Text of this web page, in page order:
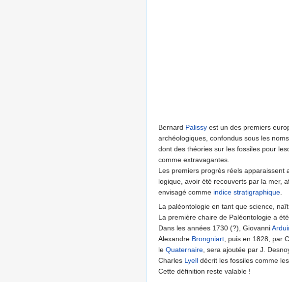
Bernard Palissy est un des premiers
archéologiques, confondus sous les
dont des théories sur les fossiles pour
comme extravagantes.
Les premiers progrès réels apparaissent
logique, avoir été recouverts par la mer,
envisagé comme indice stratigraphique
La paléontologie en tant que science,
La première chaire de Paléontologie a
Dans les années 1730 (?), Giovanni
Alexandre Brongniart , puis en 1828, par
le Quaternaire , sera ajoutée par J.
Charles Lyell décrit les fossiles comme
Cette définition reste valable !